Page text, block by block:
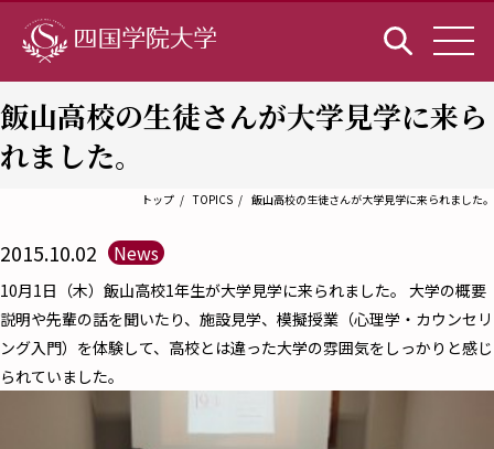
飯山高校の生徒さんが大学見学に来ら
れました。
トップ TOPICS 飯山高校の生徒さんが大学見学に来られました。
2015.10.02 News
10月1日（木）飯山高校1年生が大学見学に来られました。 大学の概要
説明や先輩の話を聞いたり、施設見学、模擬授業（心理学・カウンセリ
ング入門）を体験して、高校とは違った大学の雰囲気をしっかりと感じ
られていました。